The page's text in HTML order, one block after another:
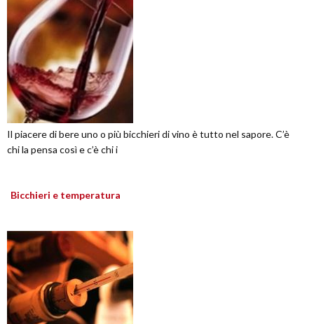
Il piacere di bere uno o più bicchieri di vino è tutto nel sapore. C’è
chi la pensa così e c’è chi i
Bicchieri e temperatura